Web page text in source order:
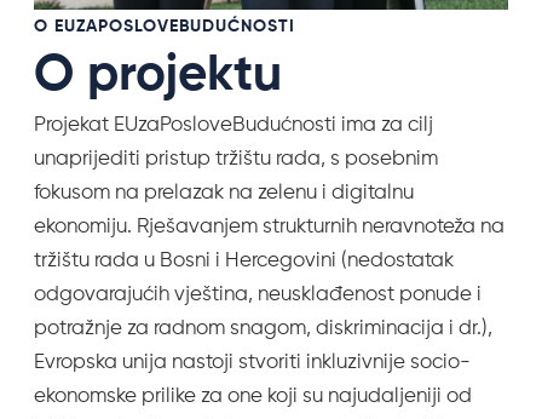
O EUZAPOSLOVEBUDUĆNOSTI
O projektu
Projekat EUzaPosloveBudućnosti ima za cilj
unaprijediti pristup tržištu rada, s posebnim
fokusom na prelazak na zelenu i digitalnu
ekonomiju. Rješavanjem strukturnih neravnoteža na
tržištu rada u Bosni i Hercegovini (nedostatak
odgovarajućih vještina, neusklađenost ponude i
potražnje za radnom snagom, diskriminacija i dr.),
Evropska unija nastoji stvoriti inkluzivnije socio-
ekonomske prilike za one koji su najudaljeniji od